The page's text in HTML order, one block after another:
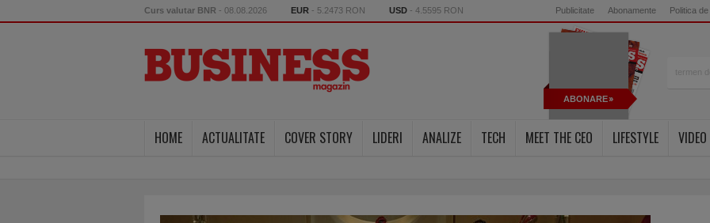
Curs valutar BNR - 08.08.2026 EUR - 5.2473 RON USD - 4.5595 RON Publicitate Abonamente Politica
ABONARE
HOME ACTUALITATE COVER STORY LIDERI ANALIZE TECH MEET THE CEO LIFESTYLE VIDEO